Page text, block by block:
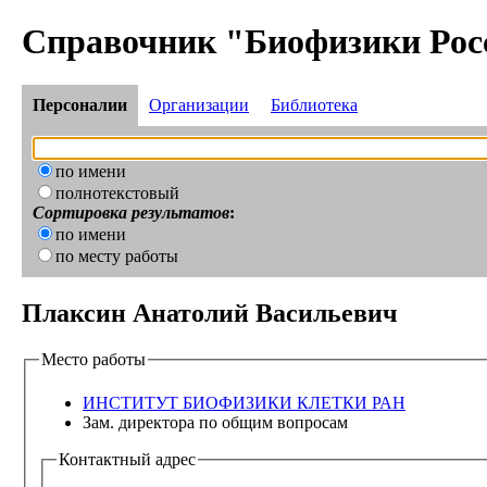
Справочник "Биофизики
Персоналии Организации Библиотека
по имени
полнотекстовый
Сортировка результатов:
по имени
по месту работы
Плаксин Анатолий Васильевич
Место работы
ИНСТИТУТ БИОФИЗИКИ КЛЕТКИ РАН
Зам. директора по общим вопросам
Контактный адрес